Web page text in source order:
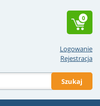
Logowanie
Rejestracja
Szukaj
0